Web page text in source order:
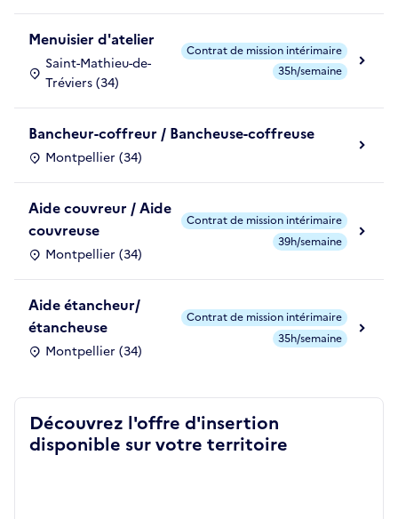
Menuisier d'atelier
Saint-Mathieu-de-
Tréviers (34)
Contrat de mission intérimaire
35h/semaine
Bancheur-coffreur / Bancheuse-coffreuse
Montpellier (34)
Aide couvreur / Aide
couvreuse
Montpellier (34)
Contrat de mission intérimaire
39h/semaine
Aide étancheur/
étancheuse
Montpellier (34)
Contrat de mission intérimaire
35h/semaine
Découvrez l'offre d'insertion
disponible sur votre territoire